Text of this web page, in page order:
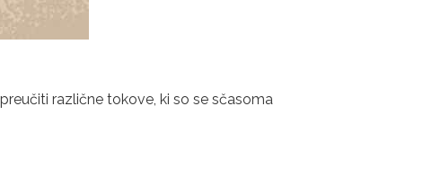
različne tokove, ki so se sčasoma